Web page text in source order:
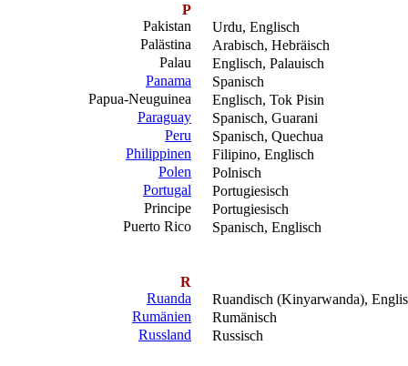
P
Pakistan
Urdu, Englisch
Palästina
Arabisch, Hebräisch
Palau
Englisch, Palauisch
Panama
Spanisch
Papua-Neuguinea
Englisch, Tok Pisin
Paraguay
Spanisch, Guarani
Peru
Spanisch, Quechua
Philippinen
Filipino, Englisch
Polen
Polnisch
Portugal
Portugiesisch
Principe
Portugiesisch
Puerto Rico
Spanisch, Englisch
R
Ruanda
Ruandisch (Kinyarwanda),
Rumänien
Rumänisch
Russland
Russisch